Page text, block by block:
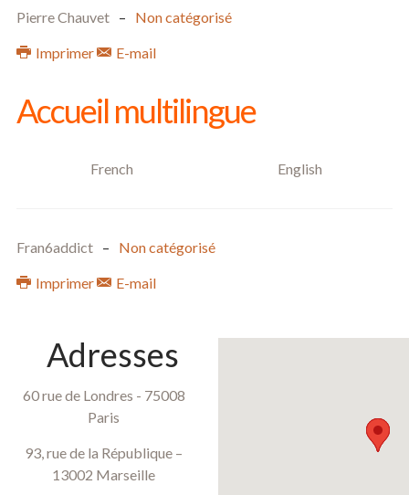
Pierre Chauvet Non catégorisé
Imprimer E-mail
Accueil multilingue
French English
Fran6addict Non catégorisé
Imprimer E-mail
Adresses
60 rue de Londres - 75008
Paris
93, rue de la République –
13002 Marseille